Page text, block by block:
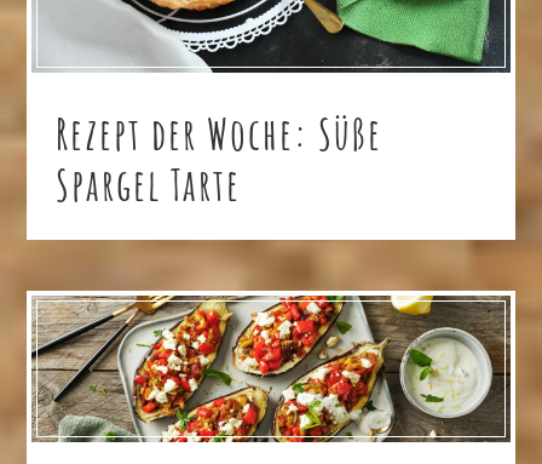
Rezept der Woche: Süße
Spargel Tarte